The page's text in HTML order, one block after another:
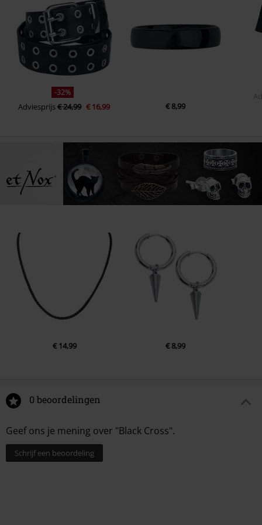
-32%
Adviesprijs€ 24,99 € 16,99 € 8,99
€ 14,99 € 8,99
0 beoordelingen
Geef ons je mening over "Black Cross".
Schrijf een beoordeling